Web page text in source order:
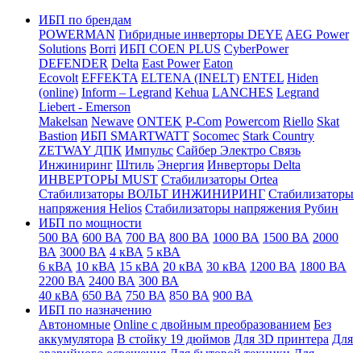
ИБП по брендам
POWERMAN Гибридные инверторы DEYE AEG Power
Solutions Borri ИБП COEN PLUS CyberPower
DEFENDER Delta East Power Eaton
Ecovolt EFFEKTA ELTENA (INELT) ENTEL Hiden
(online) Inform – Legrand Kehua LANCHES Legrand
Liebert - Emerson
Makelsan Newave ONTEK P-Com Powercom Riello Skat
Bastion ИБП SMARTWATT Socomec Stark Country
ZETWAY ДПК Импульс Сайбер Электро Связь
Инжиниринг Штиль Энергия Инверторы Delta
ИНВЕРТОРЫ MUST Стабилизаторы Ortea
Стабилизаторы ВОЛЬТ ИНЖИНИРИНГ Стабилизаторы
напряжения Helios Стабилизаторы напряжения Рубин
ИБП по мощности
500 ВА 600 ВА 700 ВА 800 ВА 1000 ВА 1500 ВА 2000
ВА 3000 ВА 4 кВА 5 кВА
6 кВА 10 кВА 15 кВА 20 кВА 30 кВА 1200 ВА 1800 ВА
2200 ВА 2400 ВА 300 ВА
40 кВА 650 ВА 750 ВА 850 ВА 900 ВА
ИБП по назначению
Автономные Online с двойным преобразованием Без
аккумулятора В стойку 19 дюймов Для 3D принтера Для